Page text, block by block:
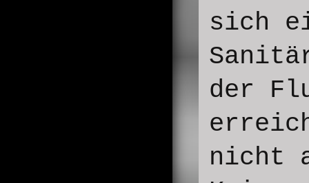
sich
der
nicht